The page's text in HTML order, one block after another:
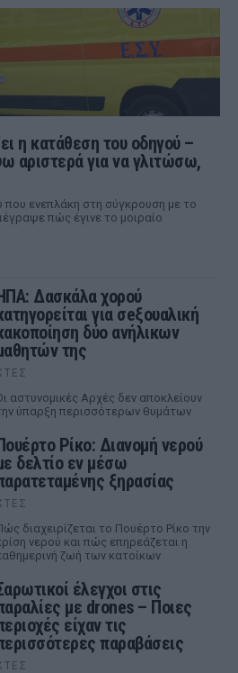
η κατάθεση του οδηγού –
αριστερά για να γλιτώσω,
ενεπλάκη στη σύγκρουση με το
πώς έγινε το μοιραίο
Δασκάλα χορού
για σeξουαλική
δύο ανήλικων
της
αστυνομικές Αρχές δεν αποκλείουν
ύπαρξη περισσότερων θυμάτων
Ρίκο: Διανομή νερού
δελτίο εν μέσω
ξηρασίας
διαχειρίζεται το Πουέρτο Ρίκο την
νερού και πώς επηρεάζεται η
ζωή των κατοίκων
έλεγχοι στις
με drones – Ποιες
είχαν τις
παραβάσεις